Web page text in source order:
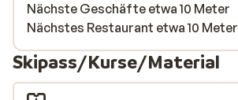
Nächste Geschäfte etwa 10 Meter
Nächstes Restaurant etwa 10 Meter
Skipass/Kurse/Material